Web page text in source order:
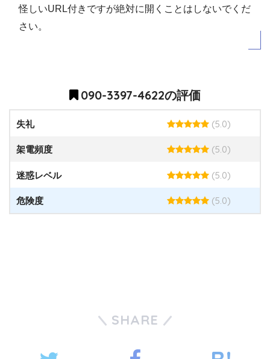
怪しいURL付きですが絶対に開くことはしないでくだ
さい。
090-3397-4622の評価
失礼 (5.0)
架電頻度 (5.0)
迷惑レベル (5.0)
危険度 (5.0)
SHARE